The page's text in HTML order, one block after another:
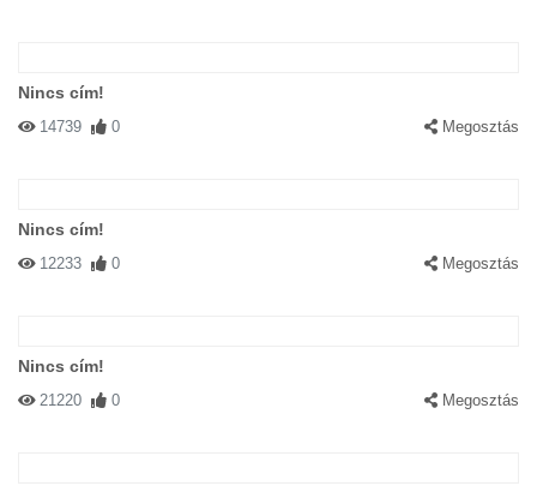
Nincs cím!
14739 0 Megosztás
Nincs cím!
12233 0 Megosztás
Nincs cím!
21220 0 Megosztás